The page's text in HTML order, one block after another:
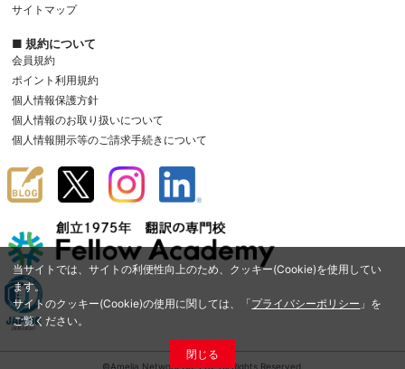
当サイトでは、サイトの利便性向上のため、クッキー(Cookie)を使用してい
ます。
サイトのクッキー(Cookie)の使用に関しては、「プライバシーポリシー 」を
ご覧ください。
閉じる
サイトマップ
■ 規約について
会員規約
ポイント利用規約
個人情報保護方針
個人情報のお取り扱いについて
個人情報開示等のご請求手続きについて
©Amelia Network Co.,Ltd. All Rights Reserved.